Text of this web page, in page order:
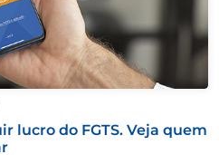
lucro do FGTS. Veja quem